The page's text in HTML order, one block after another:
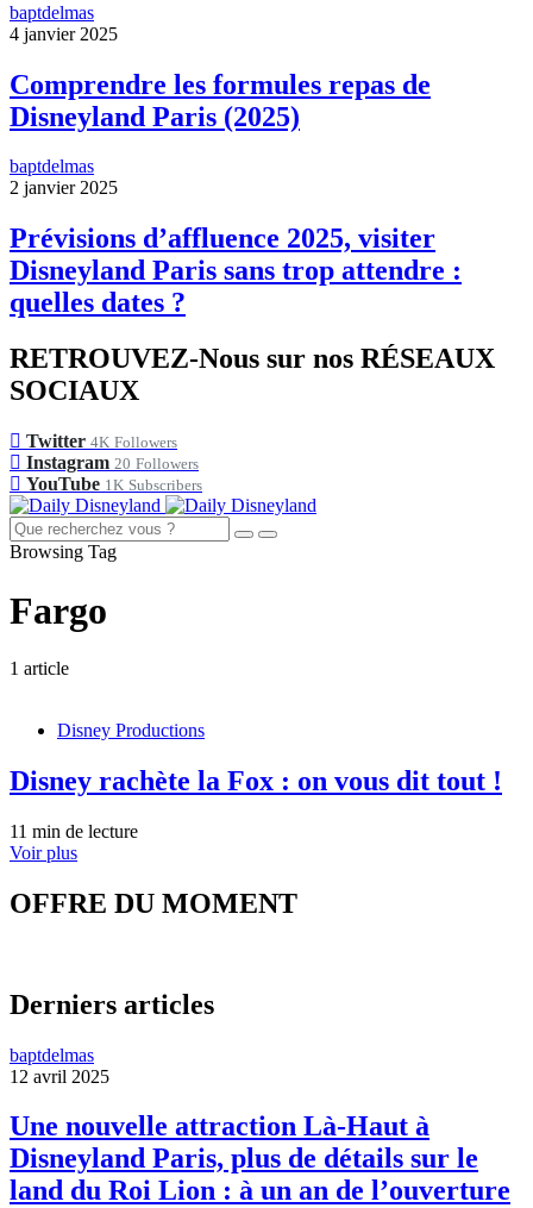
baptdelmas
4 janvier 2025
Comprendre les formules repas de
Disneyland Paris (2025)
baptdelmas
2 janvier 2025
Prévisions d’affluence 2025, visiter
Disneyland Paris sans trop attendre :
quelles dates ?
RETROUVEZ-Nous sur nos RÉSEAUX
SOCIAUX
Twitter 4K Followers
Instagram 20 Followers
YouTube 1K Subscribers
Browsing Tag
Fargo
1 article
Disney Productions
Disney rachète la Fox : on vous dit tout !
11 min de lecture
Voir plus
OFFRE DU MOMENT
Derniers articles
baptdelmas
12 avril 2025
Une nouvelle attraction Là-Haut à
Disneyland Paris, plus de détails sur le
land du Roi Lion : à un an de l’ouverture